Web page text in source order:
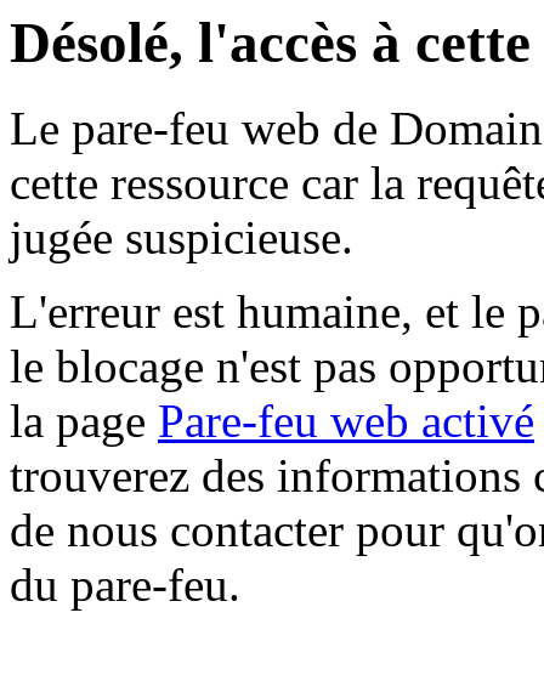
Désolé, l'accès à
Le pare-feu web de
cette ressource car la
jugée suspicieuse.
L'erreur est humaine, et le
le blocage n'est pas
la page Pare-feu web activé
trouverez des informations
de nous contacter pour
du pare-feu.